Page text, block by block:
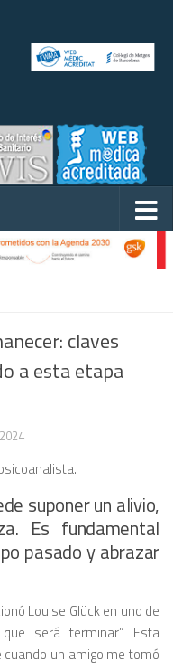
claves
a esta etapa
suponer un alivio,
Es fundamental
pasado y abrazar
Louise Glück en uno de
será terminar”. Esta
un amigo me tomó